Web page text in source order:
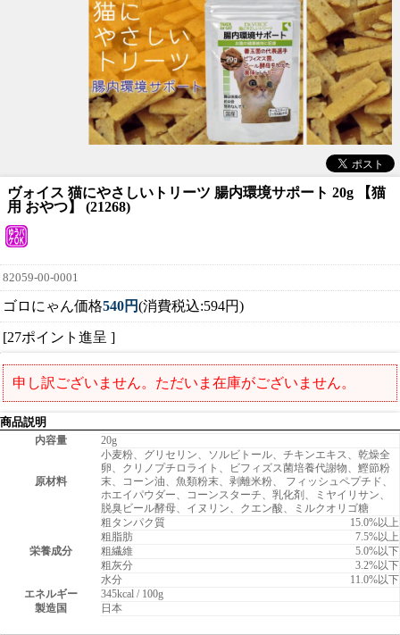
ヴォイス 猫にやさしいトリーツ 腸内環境サポート 20g 【猫
用 おやつ】 (21268)
82059-00-0001
ゴロにゃん価格540円(消費税込:594円)
[27ポイント進呈 ]
申し訳ございません。ただいま在庫がございません。
商品説明
内容量
20g
原材料
小麦粉、グリセリン、ソルビトール、チキンエキス、乾燥全
卵、クリノプチロライト、ビフィズス菌培養代謝物、鰹節粉
末、コーン油、魚類粉末、剥離米粉、 フィッシュペプチド、
ホエイパウダー、コーンスターチ、乳化剤、ミヤイリサン、
脱臭ビール酵母、イヌリン、クエン酸、ミルクオリゴ糖
栄養成分
粗タンパク質
15.0%以上
粗脂肪
7.5%以上
粗繊維
5.0%以下
粗灰分
3.2%以下
水分
11.0%以下
エネルギー
345kcal / 100g
製造国
日本